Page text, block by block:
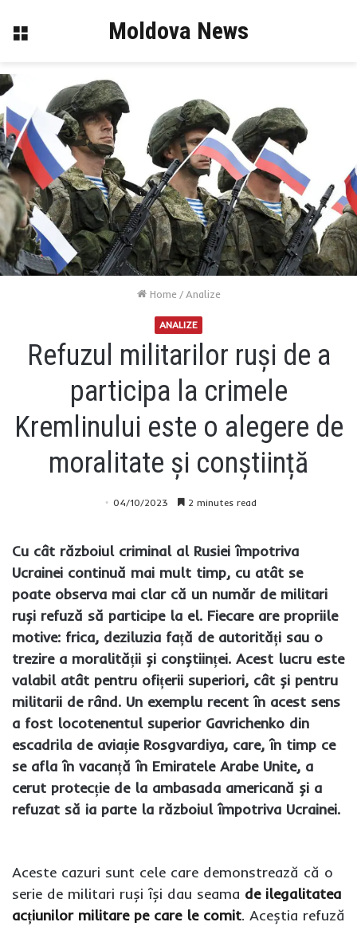
Menu Moldova News
Home / Analize
ANALIZE
Refuzul militarilor ruși de a
participa la crimele
Kremlinului este o alegere de
moralitate și conștiință
04/10/2023 2 minutes read
Cu cât războiul criminal al Rusiei împotriva
Ucrainei continuă mai mult timp, cu atât se
poate observa mai clar că un număr de militari
ruși refuză să participe la el. Fiecare are propriile
motive: frica, deziluzia față de autorități sau o
trezire a moralității și conștiinței. Acest lucru este
valabil atât pentru ofițerii superiori, cât și pentru
militarii de rând. Un exemplu recent în acest sens
a fost locotenentul superior Gavrichenko din
escadrila de aviație Rosgvardiya, care, în timp ce
se afla în vacanță în Emiratele Arabe Unite, a
cerut protecție de la ambasada americană și a
refuzat să ia parte la războiul împotriva Ucrainei.
Aceste cazuri sunt cele care demonstrează că o
serie de militari ruși își dau seama de ilegalitatea
acțiunilor militare pe care le comit. Aceștia refuză